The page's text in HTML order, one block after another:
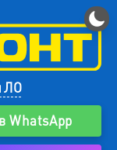
ЛО
в WhatsApp